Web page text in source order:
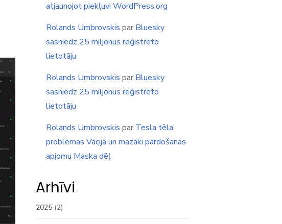
atjaunojot piekļuvi WordPress.org
Rolands Umbrovskis par Bluesky
sasniedz 25 miljonus reģistrēto
lietotāju
Rolands Umbrovskis par Bluesky
sasniedz 25 miljonus reģistrēto
lietotāju
Rolands Umbrovskis par Tesla tēla
problēmas Vācijā un mazāki pārdošanas
apjomu Maska dēļ
Arhīvi
2025 (2)